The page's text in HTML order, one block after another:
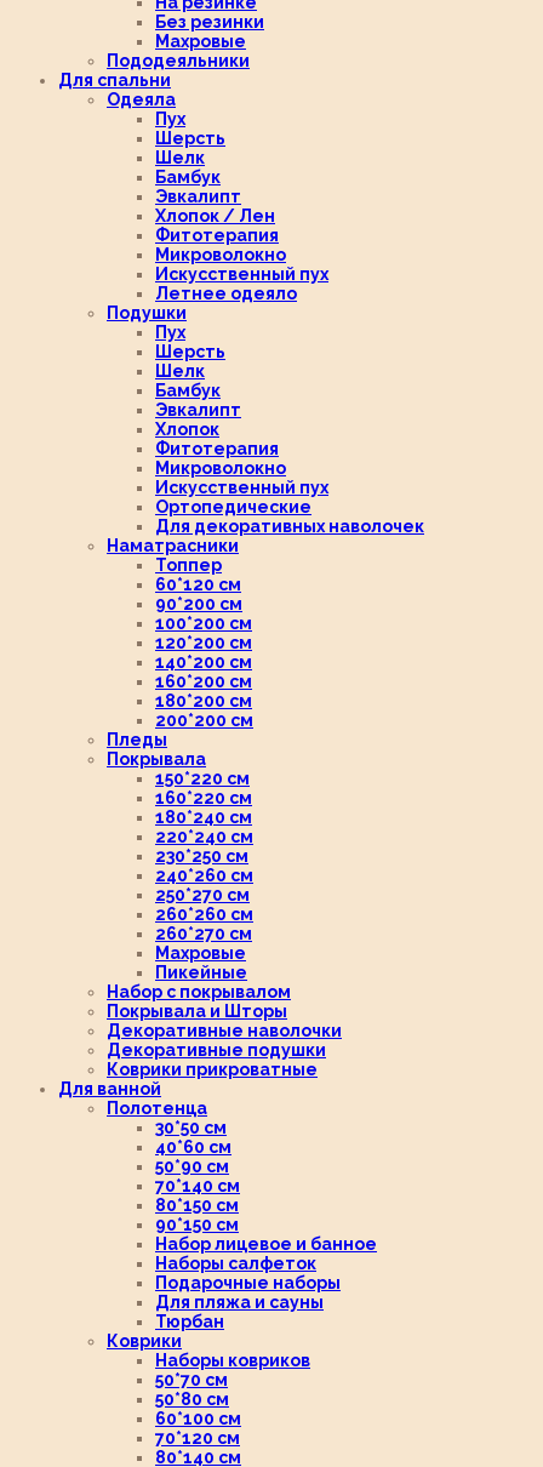
Без резинки
Махровые
Пододеяльники
Для спальни
Одеяла
Пух
Шерсть
Шелк
Бамбук
Эвкалипт
Хлопок / Лен
Фитотерапия
Микроволокно
Искусственный пух
Летнее одеяло
Подушки
Пух
Шерсть
Шелк
Бамбук
Эвкалипт
Хлопок
Фитотерапия
Микроволокно
Искусственный пух
Ортопедические
Для декоративных наволочек
Наматрасники
Топпер
60*120 см
90*200 см
100*200 см
120*200 см
140*200 см
160*200 см
180*200 см
200*200 см
Пледы
Покрывала
150*220 см
160*220 см
180*240 см
220*240 см
230*250 см
240*260 см
250*270 см
260*260 см
260*270 см
Махровые
Пикейные
Набор с покрывалом
Покрывала и Шторы
Декоративные наволочки
Декоративные подушки
Коврики прикроватные
Для ванной
Полотенца
30*50 см
40*60 см
50*90 см
70*140 см
80*150 см
90*150 см
Набор лицевое и банное
Наборы салфеток
Подарочные наборы
Для пляжа и сауны
Тюрбан
Коврики
Наборы ковриков
50*70 см
50*80 см
60*100 см
70*120 см
80*140 см